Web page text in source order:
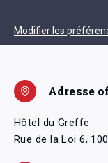
Modifier les
Adresse
Hôtel du Greffe
Rue de la Loi 6,